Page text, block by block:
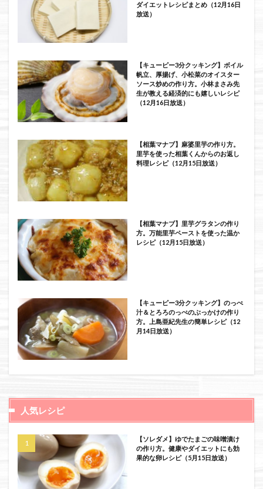
ダイエットレシピまとめ（12月16日
放送）
【キューピー3分クッキング】ボイル
帆立、厚揚げ、小松菜のオイスター
ソース炒めの作り方。小林まさみ先
生が教える経済的にも嬉しいレシピ
（12月16日放送）
【相葉マナブ】麻婆里芋の作り方。
里芋を使った相葉くんからのお返し
料理レシピ（12月15日放送）
【相葉マナブ】里芋グラタンの作り
方。万能里芋ペーストを使った温か
レシピ（12月15日放送）
【キューピー3分クッキング】のっぺ
汁＆とろろのっぺのぶっかけの作り
方。上島亜紀先生の簡単レシピ（12
月14日放送）
人気レシピ
【ソレダメ】ゆでたまごの味噌漬け
の作り方。健康やダイエットにも効
果的な卵レシピ（5月15日放送）